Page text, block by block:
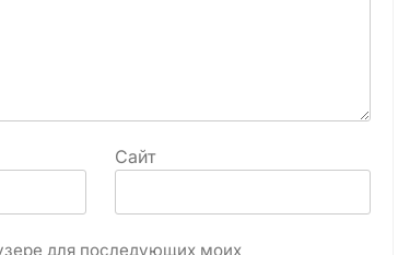
Сайт
для последующих моих